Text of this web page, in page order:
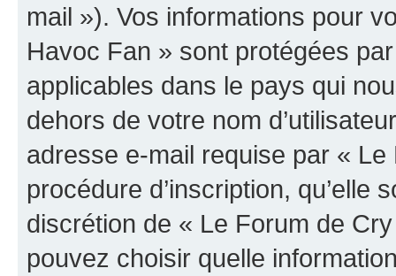
mail »). Vos informations pour
Havoc Fan » sont protégées
applicables dans le pays qui
dehors de votre nom
adresse e-mail requise par «
procédure d’inscription, qu’elle
discrétion de « Le Forum de
pouvez choisir quelle